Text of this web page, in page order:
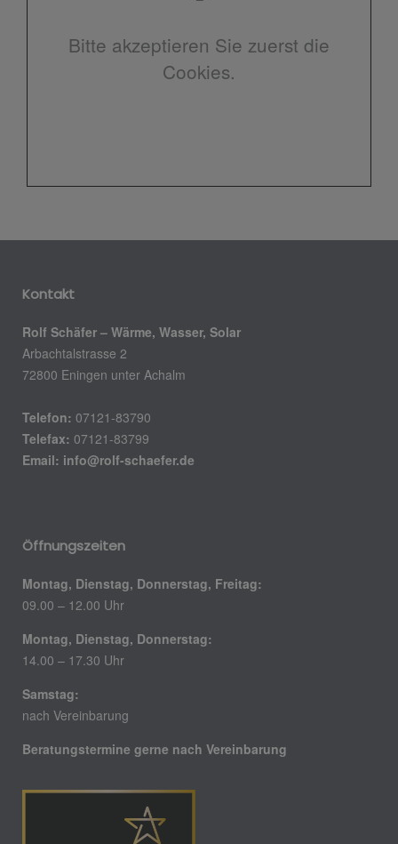
Bitte akzeptieren Sie zuerst die
Cookies.
Kontakt
Rolf Schäfer – Wärme, Wasser, Solar
Arbachtalstrasse 2
72800 Eningen unter Achalm
Telefon: 07121-83790
Telefax: 07121-83799
Email: info@rolf-schaefer.de
Öffnungszeiten
Montag, Dienstag, Donnerstag, Freitag:
09.00 – 12.00 Uhr
Montag, Dienstag, Donnerstag:
14.00 – 17.30 Uhr
Samstag:
nach Vereinbarung
Beratungstermine gerne nach Vereinbarung